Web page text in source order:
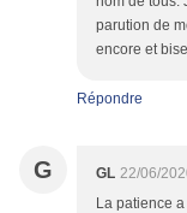
parution de
encore et
Répondre
G GL 22/06/
La patience